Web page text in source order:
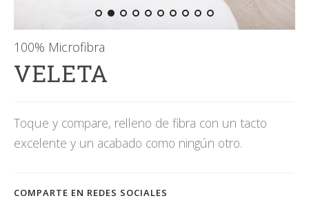
100% Microfibra
VELETA
Toque y compare, relleno de fibra con un tacto
excelente y un acabado como ningún otro.
COMPARTE EN REDES SOCIALES